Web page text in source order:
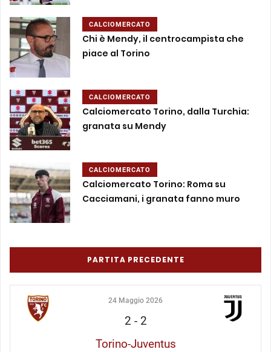
CALCIOMERCATO
Chi è Mendy, il centrocampista che
piace al Torino
CALCIOMERCATO
Calciomercato Torino, dalla Turchia:
granata su Mendy
CALCIOMERCATO
Calciomercato Torino: Roma su
Cacciamani, i granata fanno muro
PARTITA PRECEDENTE
24 Maggio 2026
2 - 2
Torino-Juventus